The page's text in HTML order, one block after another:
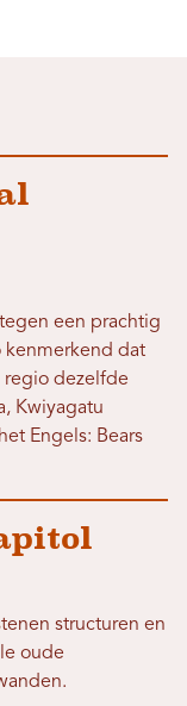
een prachtig
kenmerkend dat
regio dezelfde
Kwiyagatu
Engels: Bears
structuren en
oude